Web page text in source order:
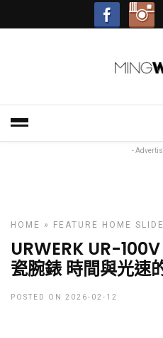
-
HOME » FEATURE HOME
URWERK UR-
瓷腕錶 時間與光速
POSTED ON 2026-02-12